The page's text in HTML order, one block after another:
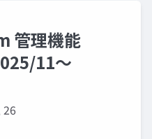
管理機能
11～
26